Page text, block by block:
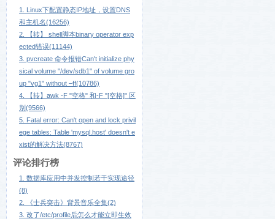
1. Linux下配置静态IP地址，设置DNS
和主机名(16256)
2. 【转】 shell脚本binary operator exp
ected错误(11144)
3. pvcreate 命令报错Can't initialize phy
sical volume "/dev/sdb1" of volume gro
up "vg1" without –ff(10786)
4. 【转】awk -F "空格" 和-F "[空格]" 区
别(9566)
5. Fatal error: Can't open and lock privil
ege tables: Table 'mysql.host' doesn't e
xist的解决方法(8767)
评论排行榜
1. 数据库应用中并发控制若干实现途径
(8)
2. 《士兵突击》背景音乐全集(2)
3. 改了/etc/profile后怎么才能立即生效